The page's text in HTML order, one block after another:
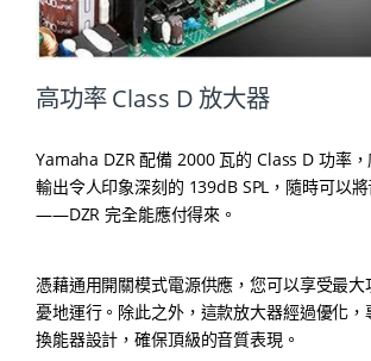
高功率 Class D 放大器
Yamaha DZR 配備 2000 瓦的 Class D 功率
輸出令人印象深刻的 139dB SPL，隨時可以
——DZR 完全能應付得來。
憑藉通用開關模式電源供應，您可以享受最
憂地運行。除此之外，這款放大器經過優化，
換能器設計，確保頂級的音質表現。